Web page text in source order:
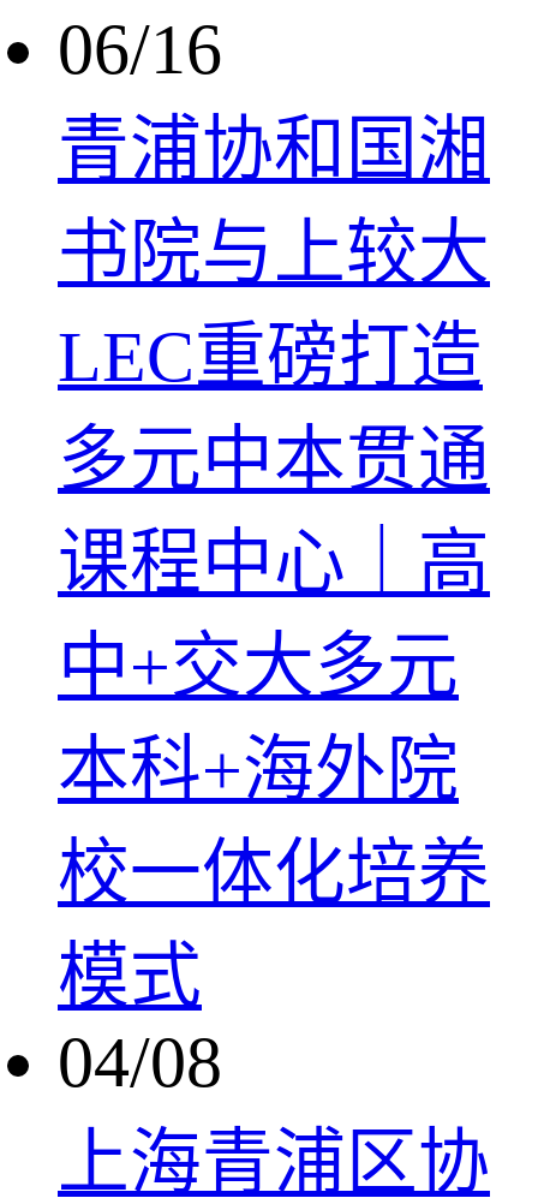
06/16
青浦协和国湘
书院与上较大
LEC重磅打造
多元中本贯通
课程中心｜高
中+交大多元
本科+海外院
校一体化培养
模式
04/08
上海青浦区协